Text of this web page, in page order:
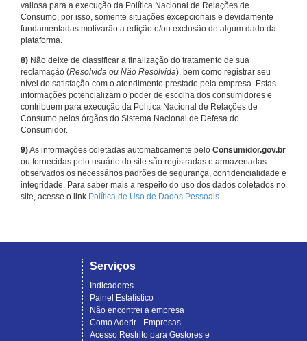
valiosa para a execução da Política Nacional de Relações de
Consumo, por isso, somente situações excepcionais e devidamente
fundamentadas motivarão a edição e/ou exclusão de algum dado da
plataforma.
8) Não deixe de classificar a finalização do tratamento de sua
reclamação (Resolvida ou Não Resolvida), bem como registrar seu
nível de satisfação com o atendimento prestado pela empresa. Estas
informações potencializam o poder de escolha dos consumidores e
contribuem para execução da Política Nacional de Relações de
Consumo pelos órgãos do Sistema Nacional de Defesa do
Consumidor.
9)As informações coletadas automaticamente pelo Consumidor.gov.br
ou fornecidas pelo usuário do site são registradas e armazenadas
observados os necessários padrões de segurança, confidencialidade e
integridade. Para saber mais a respeito do uso dos dados coletados no
site, acesse o link Política de Uso de Dados Pessoais.
Serviços
Indicadores
Painel Estatístico
Não encontrei a empresa
Como Aderir - Empresas
Acesso Restrito para Gestores e